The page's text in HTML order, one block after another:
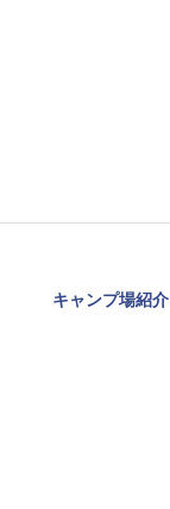
キャンプ場紹介